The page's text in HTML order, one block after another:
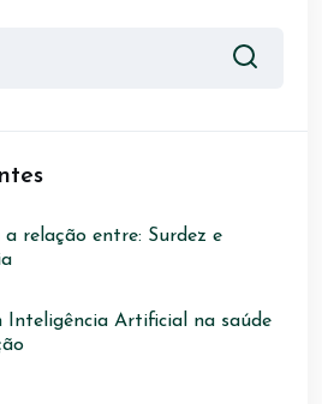
a relação entre: Surdez e
Inteligência Artificial na saúde